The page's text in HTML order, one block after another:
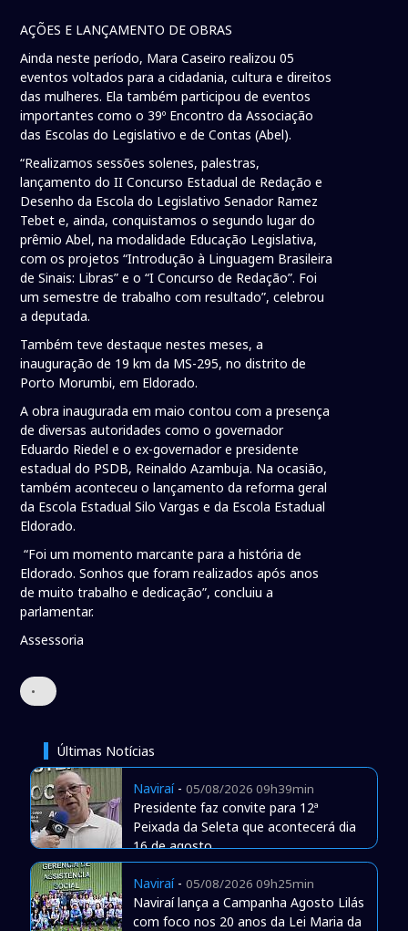
AÇÕES E LANÇAMENTO DE OBRAS
Ainda neste período, Mara Caseiro realizou 05
eventos voltados para a cidadania, cultura e direitos
das mulheres. Ela também participou de eventos
importantes como o 39º Encontro da Associação
das Escolas do Legislativo e de Contas (Abel).
“Realizamos sessões solenes, palestras,
lançamento do II Concurso Estadual de Redação e
Desenho da Escola do Legislativo Senador Ramez
Tebet e, ainda, conquistamos o segundo lugar do
prêmio Abel, na modalidade Educação Legislativa,
com os projetos “Introdução à Linguagem Brasileira
de Sinais: Libras” e o “I Concurso de Redação”. Foi
um semestre de trabalho com resultado”, celebrou
a deputada.
Também teve destaque nestes meses, a
inauguração de 19 km da MS-295, no distrito de
Porto Morumbi, em Eldorado.
A obra inaugurada em maio contou com a presença
de diversas autoridades como o governador
Eduardo Riedel e o ex-governador e presidente
estadual do PSDB, Reinaldo Azambuja. Na ocasião,
também aconteceu o lançamento da reforma geral
da Escola Estadual Silo Vargas e da Escola Estadual
Eldorado.
“Foi um momento marcante para a história de
Eldorado. Sonhos que foram realizados após anos
de muito trabalho e dedicação”, concluiu a
parlamentar.
Assessoria
•
Últimas Notícias
Naviraí- 05/08/2026 09h39min
Presidente faz convite para 12ª
Peixada da Seleta que acontecerá dia
16 de agosto
Naviraí- 05/08/2026 09h25min
Naviraí lança a Campanha Agosto Lilás
com foco nos 20 anos da Lei Maria da